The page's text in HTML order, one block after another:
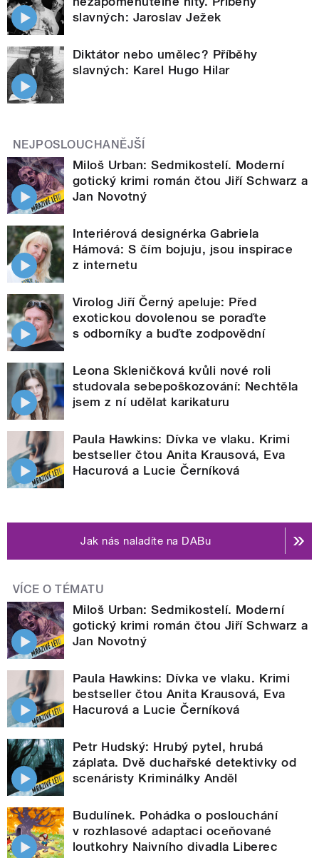
slavných: Jaroslav Ježek
Diktátor nebo umělec? Příběhy
slavných: Karel Hugo Hilar
NEJPOSLOUCHANĚJŠÍ
Miloš Urban: Sedmikostelí. Moderní
gotický krimi román čtou Jiří Schwarz a
Jan Novotný
Interiérová designérka Gabriela
Hámová: S čím bojuju, jsou inspirace
z internetu
Virolog Jiří Černý apeluje: Před
exotickou dovolenou se poraďte
s odborníky a buďte zodpovědní
Leona Skleničková kvůli nové roli
studovala sebepoškozování: Nechtěla
jsem z ní udělat karikaturu
Paula Hawkins: Dívka ve vlaku. Krimi
bestseller čtou Anita Krausová, Eva
Hacurová a Lucie Černíková
Jak nás naladíte na DABu
VÍCE O TÉMATU
Miloš Urban: Sedmikostelí. Moderní
gotický krimi román čtou Jiří Schwarz a
Jan Novotný
Paula Hawkins: Dívka ve vlaku. Krimi
bestseller čtou Anita Krausová, Eva
Hacurová a Lucie Černíková
Petr Hudský: Hrubý pytel, hrubá
záplata. Dvě duchařské detektivky od
scenáristy Kriminálky Anděl
Budulínek. Pohádka o poslouchání
v rozhlasové adaptaci oceňované
loutkohry Naivního divadla Liberec